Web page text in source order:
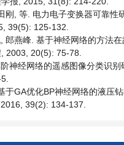
刚, 等. 电力电子变换器可靠性
39(5): 125-132.
郎燕峰. 基于神经网络的方法
2003, 20(5): 75-78.
神经网络的遥感图像分类识别
于GA优化BP神经网络的液压钻
39(2): 134-137.